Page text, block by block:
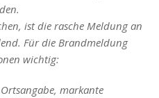
ist die rasche Meldung an
Für die Brandmeldung
wichtig:
markante